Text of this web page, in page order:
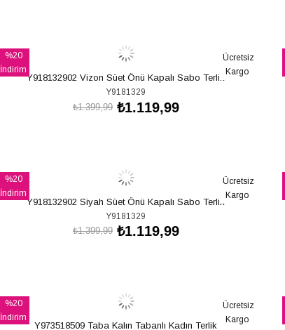
%20
İndirim
%20İndirim
Ücretsiz
Kargo
Y918132902 Vizon Süet Önü Kapalı Sabo Terlik
Y9181329
₺1.119,99
₺1.399,99
%20
İndirim
%20İndirim
Ücretsiz
Kargo
Y918132902 Siyah Süet Önü Kapalı Sabo Terlik
Y9181329
₺1.119,99
₺1.399,99
%20
İndirim
Ücretsiz
Kargo
Y973518509 Taba Kalın Tabanlı Kadın Terlik